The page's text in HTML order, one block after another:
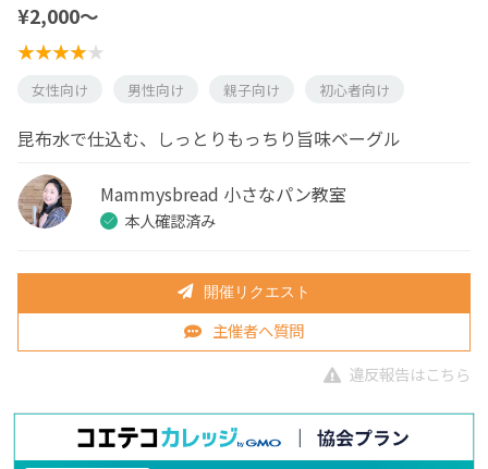
¥2,000〜
女性向け 男性向け 親子向け 初心者向け
昆布水で仕込む、しっとりもっちり旨味ベーグル
Mammysbread 小さなパン教室
本人確認済み
開催リクエスト
主催者へ質問
違反報告はこちら